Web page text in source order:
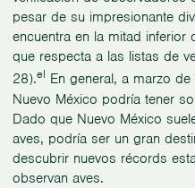
pesar de su impresionante
encuentra en la mitad
que respecta a las listas de
28).el En general, a marzo
Nuevo México podría tener
Dado que Nuevo México
aves, podría ser un gran
descubrir nuevos récords
observan aves.